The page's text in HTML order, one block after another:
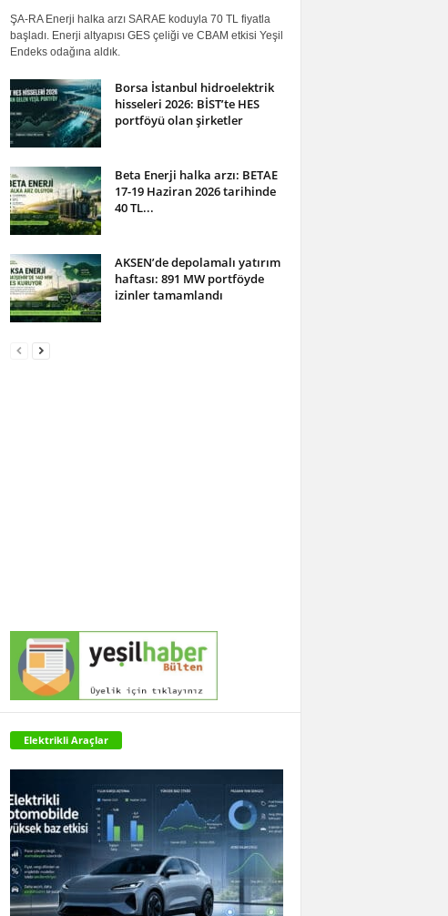
ŞA-RA Enerji halka arzı SARAE koduyla 70 TL fiyatla
başladı. Enerji altyapısı GES çeliği ve CBAM etkisi Yeşil
Endeks odağına aldık.
Borsa İstanbul hidroelektrik
hisseleri 2026: BİST’te HES
portföyü olan şirketler
Beta Enerji halka arzı: BETAE
17-19 Haziran 2026 tarihinde
40 TL...
AKSEN’de depolamalı yatırım
haftası: 891 MW portföyde
izinler tamamlandı
Elektrikli Araçlar